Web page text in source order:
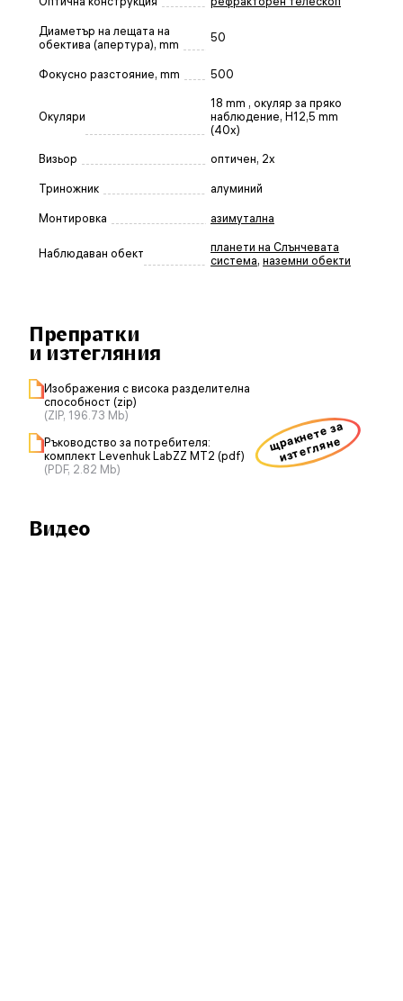
Диаметър на лещата на
обектива (апертура), mm
50
Фокусно разстояние, mm 500
Окуляри
18 mm , окуляр за пряко
наблюдение, H12,5 mm
(40x)
Визьор оптичен, 2x
Триножник алуминий
Монтировка азимутална
Наблюдаван обект
планети на Слънчевата
система, наземни обекти
Препратки
и изтегляния
Изображения с висока разделителна
способност (zip)
(ZIP, 196.73 Mb)
Ръководство за потребителя:
комплект Levenhuk LabZZ MT2 (pdf)
(PDF, 2.82 Mb)
щракнете за
изтегляне
Видео